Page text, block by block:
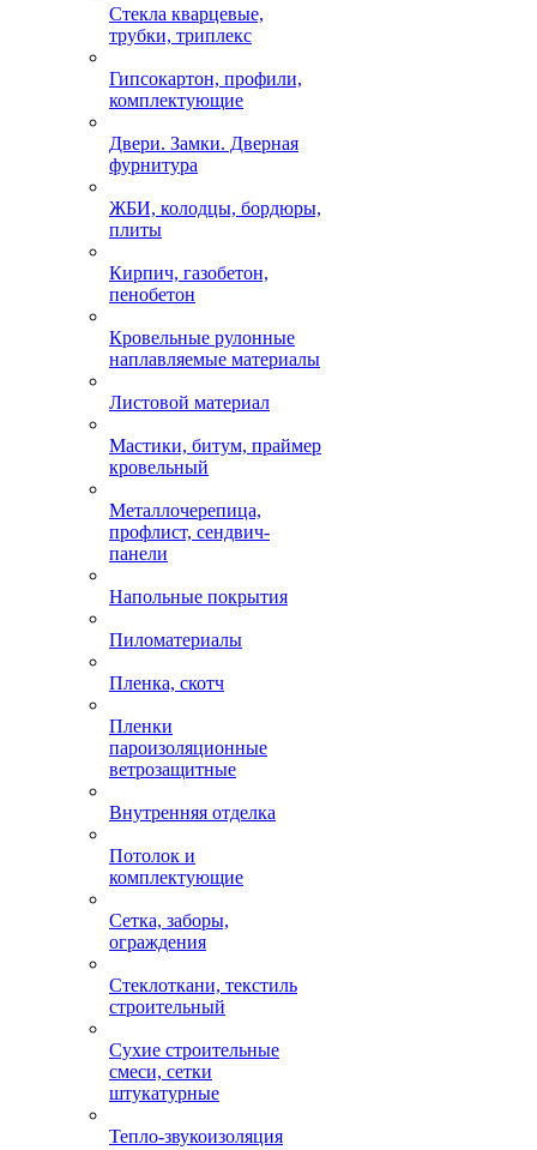
Стекла кварцевые,
трубки, триплекс
Гипсокартон, профили,
комплектующие
Двери. Замки. Дверная
фурнитура
ЖБИ, колодцы, бордюры,
плиты
Кирпич, газобетон,
пенобетон
Кровельные рулонные
наплавляемые материалы
Листовой материал
Мастики, битум, праймер
кровельный
Металлочерепица,
профлист, сендвич-
панели
Напольные покрытия
Пиломатериалы
Пленка, скотч
Пленки
пароизоляционные
ветрозащитные
Внутренняя отделка
Потолок и
комплектующие
Сетка, заборы,
ограждения
Стеклоткани, текстиль
строительный
Сухие строительные
смеси, сетки
штукатурные
Тепло-звукоизоляция